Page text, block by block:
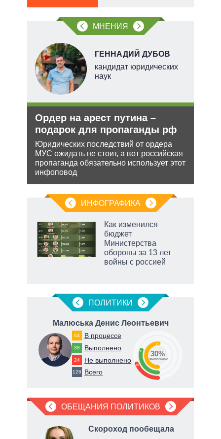
МНЕНИЯ
ГЕННАДИЙ ДУБОВ
кандидат юридических
наук
Ордер на арест путина –
подарок для пропаганды рф
Юридических последствий от ордера
МУС ожидать не стоит, а вот российская
пропаганда обязательно использует этот
инфоповод
ИНФОГРАФИКА
Как изменился
бюджет
Министерства
обороны за 13 лет
войны с россией
ПОЛИТИКИ
Малюська Денис Леонтьевич
64 В процессе
38 Выполнено
24 Не выполнено
126 Всего
19
30
51
30%
выполнено
ОБЕЩАНИЯ ПОЛИТИКОВ
Скороход пообещала